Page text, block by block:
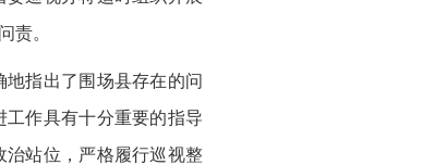
责。
指出了围场县存在的问
作具有十分重要的指导
治站位，严格履行巡视整